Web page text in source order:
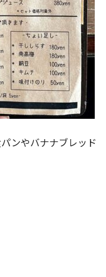
ンやバナナブレッド